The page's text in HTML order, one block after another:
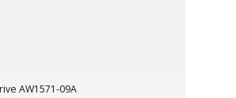
AW1571-09A